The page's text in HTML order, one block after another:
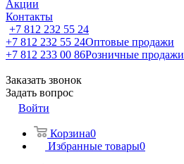
Акции
Контакты
+7 812 232 55 24
+7 812 232 55 24Оптовые продажи
+7 812 233 00 86Розничные продажи
Заказать звонок
Задать вопрос
Войти
Корзина0
Избранные товары0